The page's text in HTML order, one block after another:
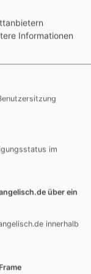
Weiterlesen
off:
Informationen
im
über ein
innerhalb